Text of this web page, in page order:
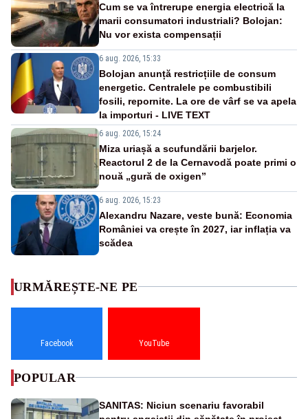
Cum se va întrerupe energia electrică la
marii consumatori industriali? Bolojan:
Nu vor exista compensații
6 aug. 2026, 15:33
Bolojan anunță restricțiile de consum
energetic. Centralele pe combustibili
fosili, repornite. La ore de vârf se va apela
la importuri - LIVE TEXT
6 aug. 2026, 15:24
Miza uriașă a scufundării barjelor.
Reactorul 2 de la Cernavodă poate primi o
nouă „gură de oxigen”
6 aug. 2026, 15:23
Alexandru Nazare, veste bună: Economia
României va crește în 2027, iar inflația va
scădea
URMĂREȘTE-NE PE
Facebook YouTube
POPULAR
SANITAS: Niciun scenariu favorabil